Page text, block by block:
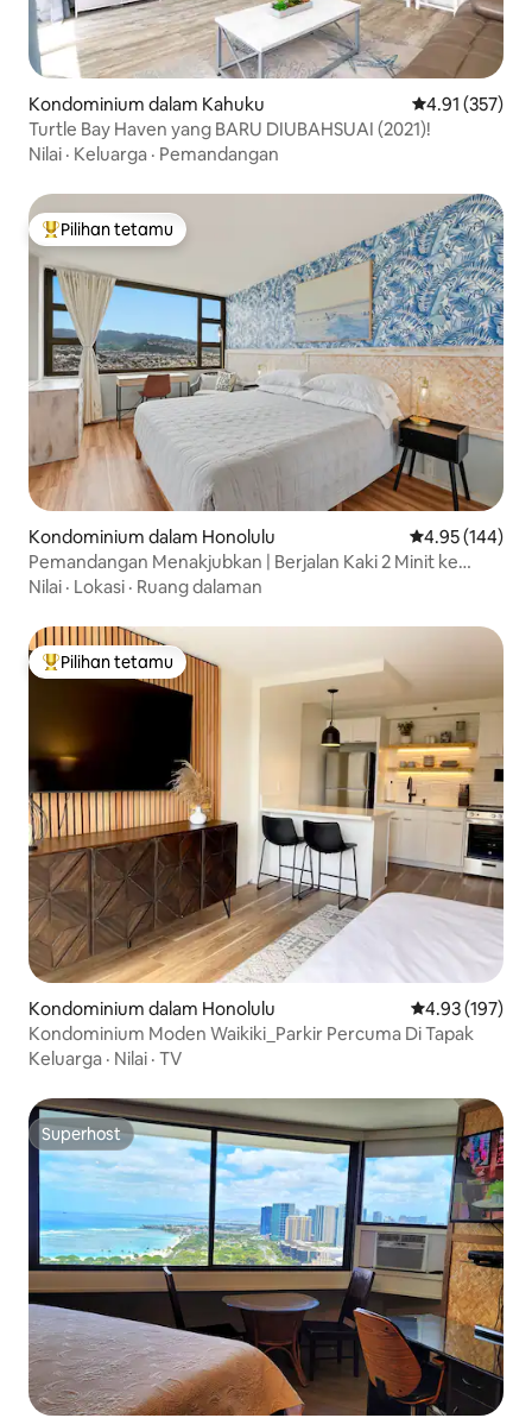
Kondominium dalam Kahuku Penarafan
4.91 (357)
Turtle Bay Haven yang BARU DIUBAHSUAI (2021)!
Nilai · Keluarga · Pemandangan
Pilihan utama tetamu
Pilihan tetamu
Kondominium dalam Honolulu Penarafan
4.95 (144)
Pemandangan Menakjubkan | Berjalan Kaki 2 Minit ke
Pantai | Tempat Letak Kereta Percuma | Kolam Renang
Nilai · Lokasi · Ruang dalaman
Pilihan utama tetamu
Pilihan tetamu
Kondominium dalam Honolulu Penarafan
4.93 (197)
Kondominium Moden Waikiki_Parkir Percuma Di Tapak
Keluarga · Nilai · TV
Superhost
Superhost